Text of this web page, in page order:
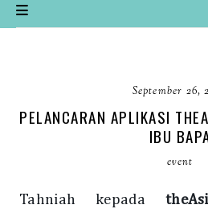
September 26,
PELANCARAN APLIKASI
IBU
event
Tahniah kepada